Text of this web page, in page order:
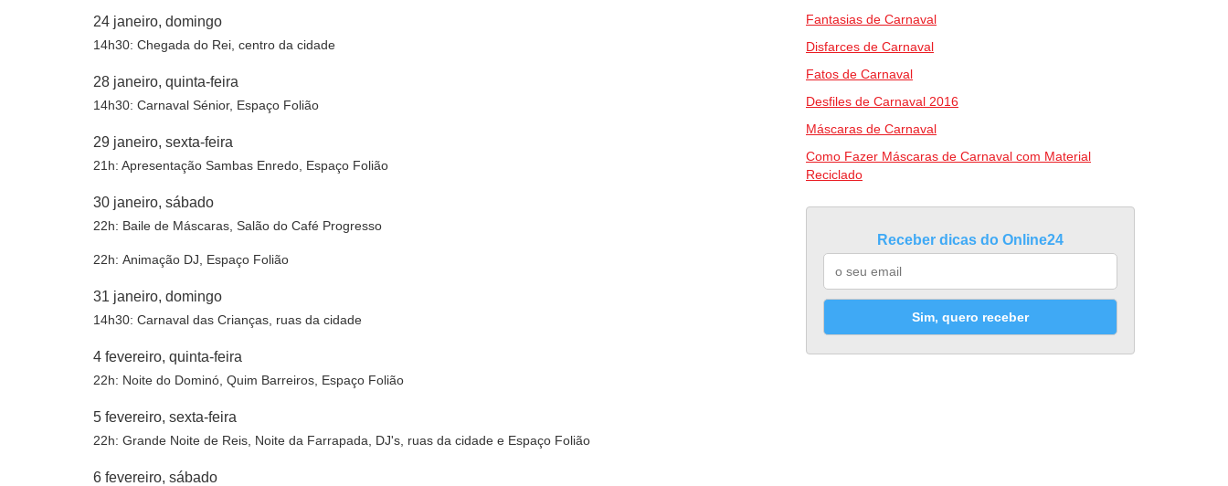
24 janeiro, domingo
14h30: Chegada do Rei, centro da cidade
28 janeiro, quinta-feira
14h30: Carnaval Sénior, Espaço Folião
29 janeiro, sexta-feira
21h: Apresentação Sambas Enredo, Espaço Folião
30 janeiro, sábado
22h: Baile de Máscaras, Salão do Café Progresso
22h: Animação DJ, Espaço Folião
31 janeiro, domingo
14h30: Carnaval das Crianças, ruas da cidade
4 fevereiro, quinta-feira
22h: Noite do Dominó, Quim Barreiros, Espaço Folião
5 fevereiro, sexta-feira
22h: Grande Noite de Reis, Noite da Farrapada, DJ's, ruas da cidade e Espaço Folião
6 fevereiro, sábado
Fantasias de Carnaval
Disfarces de Carnaval
Fatos de Carnaval
Desfiles de Carnaval 2016
Máscaras de Carnaval
Como Fazer Máscaras de Carnaval com Material
Reciclado
Receber dicas do Online24
Sim, quero receber